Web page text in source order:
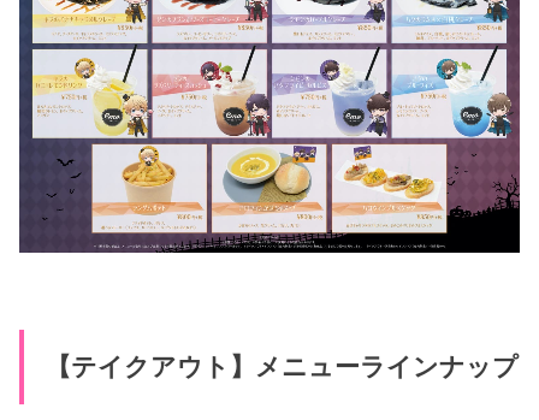
【テイクアウト】メニューラインナップ